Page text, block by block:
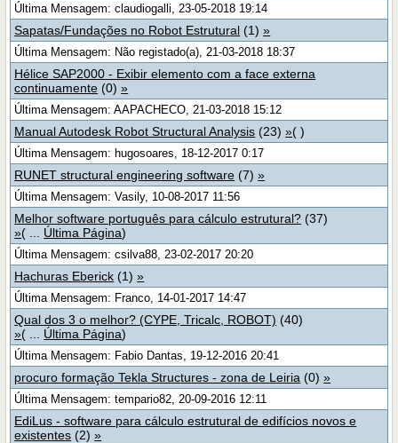
Última Mensagem: claudiogalli, 23-05-2018 19:14
Sapatas/Fundações no Robot Estrutural (1)»
Última Mensagem: Não registado(a), 21-03-2018 18:37
Hélice SAP2000 - Exibir elemento com a face externa
continuamente (0)»
Última Mensagem: AAPACHECO, 21-03-2018 15:12
Manual Autodesk Robot Structural Analysis (23)»( )
Última Mensagem: hugosoares, 18-12-2017 0:17
RUNET structural engineering software (7)»
Última Mensagem: Vasily, 10-08-2017 11:56
Melhor software português para cálculo estrutural? (37)
»( ... Última Página)
Última Mensagem: csilva88, 23-02-2017 20:20
Hachuras Eberick (1)»
Última Mensagem: Franco, 14-01-2017 14:47
Qual dos 3 o melhor? (CYPE, Tricalc, ROBOT) (40)
»( ... Última Página)
Última Mensagem: Fabio Dantas, 19-12-2016 20:41
procuro formação Tekla Structures - zona de Leiria (0)»
Última Mensagem: tempario82, 20-09-2016 12:11
EdiLus - software para cálculo estrutural de edifícios novos e
existentes (2)»